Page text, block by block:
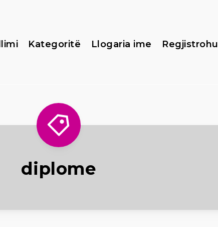
Kategoritë Llogaria ime Regjistrohu
diplome